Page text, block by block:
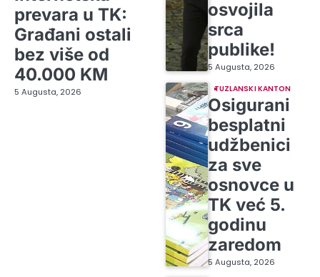
prevara u TK:
Građani ostali
bez više od
40.000 KM
5 Augusta, 2026
osvojila
srca
publike!
5 Augusta, 2026
TUZLANSKI KANTON
Osigurani
besplatni
udžbenici
za sve
osnovce u
TK već 5.
godinu
zaredom
5 Augusta, 2026